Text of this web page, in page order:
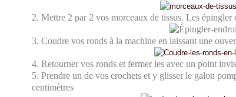
2. Mettre 2 par 2 vos morceaux de tissus. Les
3. Coudre vos ronds à la machine en laissant une
4. Retourner vos ronds et fermer les avec un point
5. Prendre un de vos crochets et y glisser le galon
centimètres